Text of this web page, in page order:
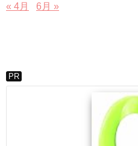
« 4月
6月 »
PR